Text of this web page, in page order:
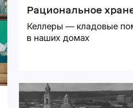
Рациональное
Келлеры — кладовые
в наших домах